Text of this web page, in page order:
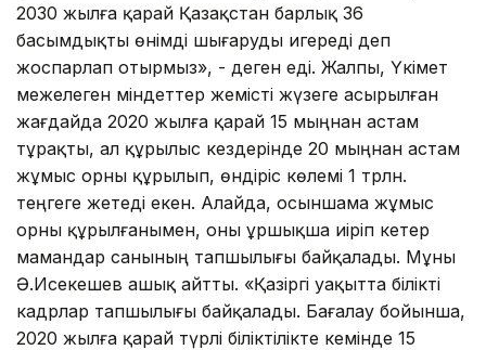
2030 жылға қарай Қазақстан барлық 36
басымдықты өнімді шығаруды игереді деп
жоспарлап отырмыз», - деген еді. Жалпы, Үкімет
межелеген міндеттер жемісті жүзеге асырылған
жағдайда 2020 жылға қарай 15 мыңнан астам
тұрақты, ал құрылыс кездерінде 20 мыңнан астам
жұмыс орны құрылып, өндіріс көлемі 1 трлн.
теңгеге жетеді екен. Алайда, осыншама жұмыс
орны құрылғанымен, оны ұршықша иіріп әкетер
мамандар санының тапшылығы байқалады. Мұны
Ә.Исекешев ашық айтты. «Қазіргі уақытта білікті
кадрлар тапшылығы байқалады. Бағалау бойынша,
2020 жылға қарай түрлі біліктілікте кемінде 15